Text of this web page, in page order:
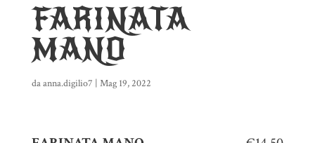
FARINATA
MANO
daanna.digilio7 | Mag 19, 2022